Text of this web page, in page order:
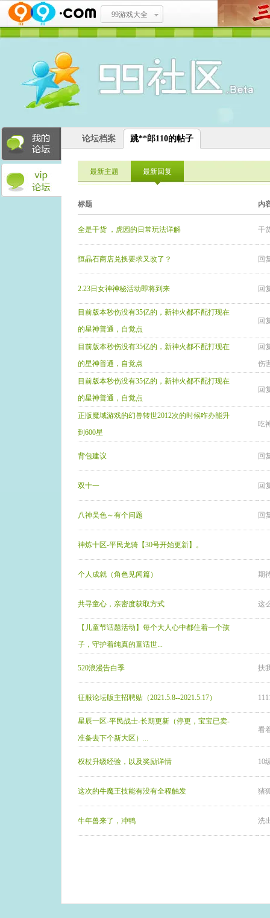
99游戏大全
论坛档案 跳**郎110的帖子
最新主题 最新回复
标题 内
全是干货 ，虎园的日常玩法详解 干
恒晶石商店兑换要求又改了？ 回
2.23日女神神秘活动即将到来 回
目前版本秒伤没有35亿的，新神火都不配打现在
的星神普通，自觉点
回
目前版本秒伤没有35亿的，新神火都不配打现在
的星神普通，自觉点
回
伤
目前版本秒伤没有35亿的，新神火都不配打现在
的星神普通，自觉点
回
正版魔域游戏的幻兽转世2012次的时候咋办能升
到600星
吃
背包建议 回
双十一 回
八神吴色～有个问题 回
神炼十区-平民龙骑【30号开始更新】。
个人成就（角色见闻篇） 期
共寻童心，亲密度获取方式 这
【儿童节话题活动】每个大人心中都住着一个孩
子，守护着纯真的童话世...
520浪漫告白季 扶
征服论坛版主招聘贴（2021.5.8--2021.5.17）
星辰一区-平民战士-长期更新（停更，宝宝已卖-
准备去下个新大区）...
看
权杖升级经验，以及奖励详情 10
这次的牛魔王技能有没有全程触发 猪
牛年兽来了，冲鸭 洗